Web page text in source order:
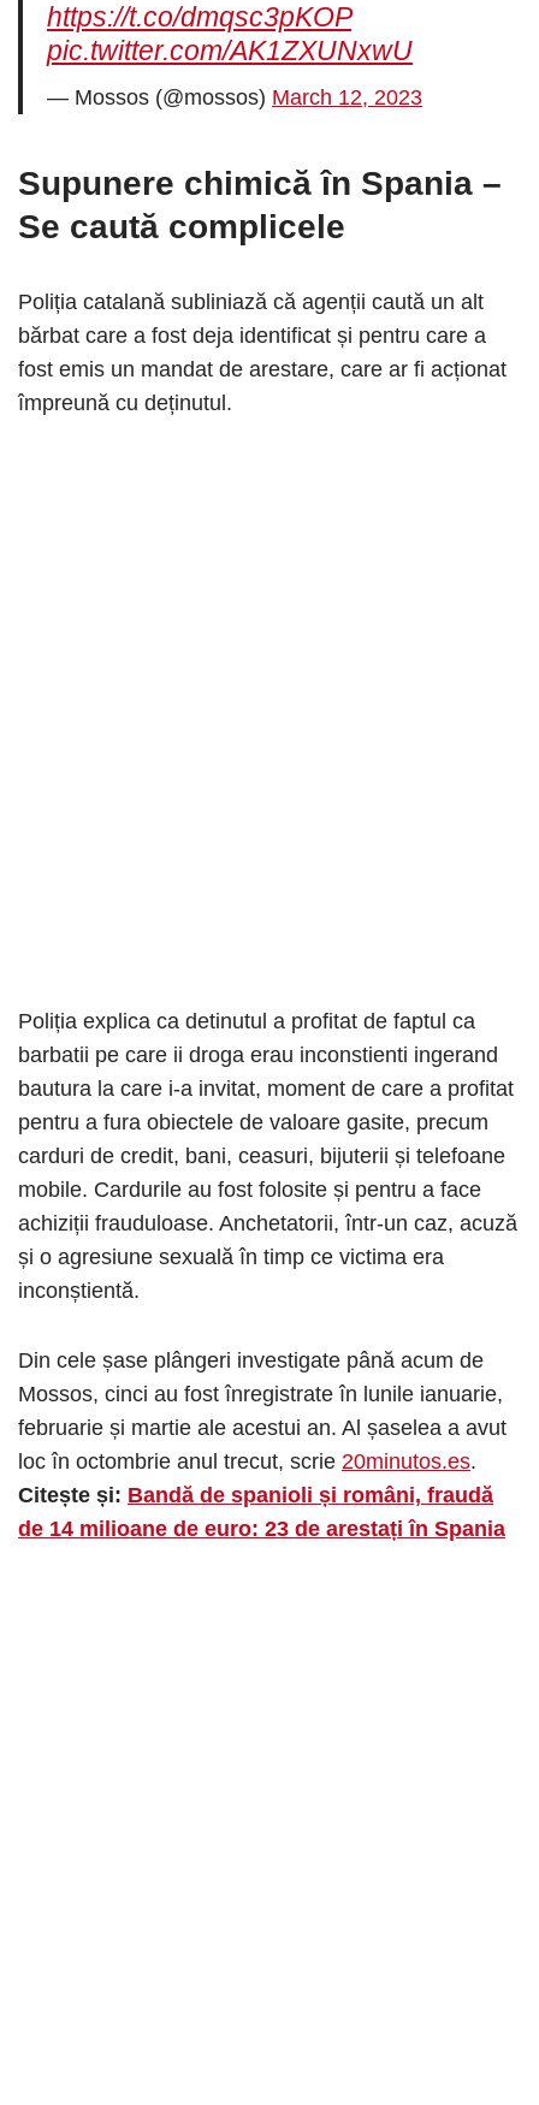
https://t.co/dmqsc3pKOP
pic.twitter.com/AK1ZXUNxwU
— Mossos (@mossos) March 12, 2023
Supunere chimică în Spania –
Se caută complicele
Poliția catalană subliniază că agenții caută un alt
bărbat care a fost deja identificat și pentru care a
fost emis un mandat de arestare, care ar fi acționat
împreună cu deținutul.
Poliția explica ca detinutul a profitat de faptul ca
barbatii pe care ii droga erau inconstienti ingerand
bautura la care i-a invitat, moment de care a profitat
pentru a fura obiectele de valoare gasite, precum
carduri de credit, bani, ceasuri, bijuterii și telefoane
mobile. Cardurile au fost folosite și pentru a face
achiziții frauduloase. Anchetatorii, într-un caz, acuză
și o agresiune sexuală în timp ce victima era
inconștientă.
Din cele șase plângeri investigate până acum de
Mossos, cinci au fost înregistrate în lunile ianuarie,
februarie și martie ale acestui an. Al șaselea a avut
loc în octombrie anul trecut, scrie 20minutos.es.
Citește și: Bandă de spanioli și români, fraudă
de 14 milioane de euro: 23 de arestați în Spania